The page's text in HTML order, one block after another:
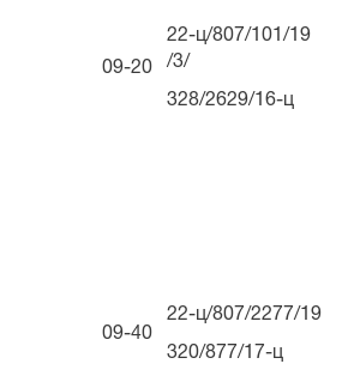
09-20
22-ц/807/101/19
/3/
328/2629/16-ц
09-40
22-ц/807/2277/19
320/877/17-ц